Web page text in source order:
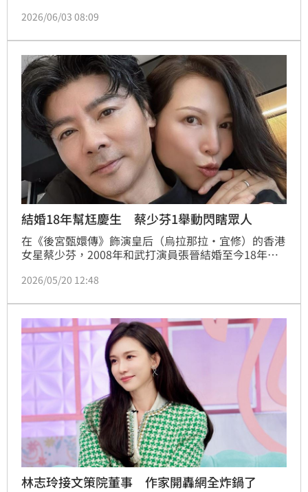
2026/06/03 08:09
結婚18年幫尪慶生 蔡少芬1舉動閃瞎眾人
在《後宮甄嬛傳》飾演皇后（烏拉那拉·宜修）的香港
女星蔡少芬，2008年和武打演員張晉結婚至今18年，
範夫妻。昨（19）日是張晉的52歲生日，蔡少芬發出
2026/05/20 12:48
林志玲接文策院董事 作家開轟網全炸鍋了